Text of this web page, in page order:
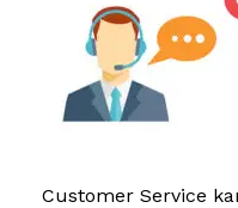
Customer Service